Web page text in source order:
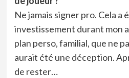
Ne jamais signer pro. Cela a
investissement durant mon
plan perso, familial, que ne
aurait été une déception.
de rester…